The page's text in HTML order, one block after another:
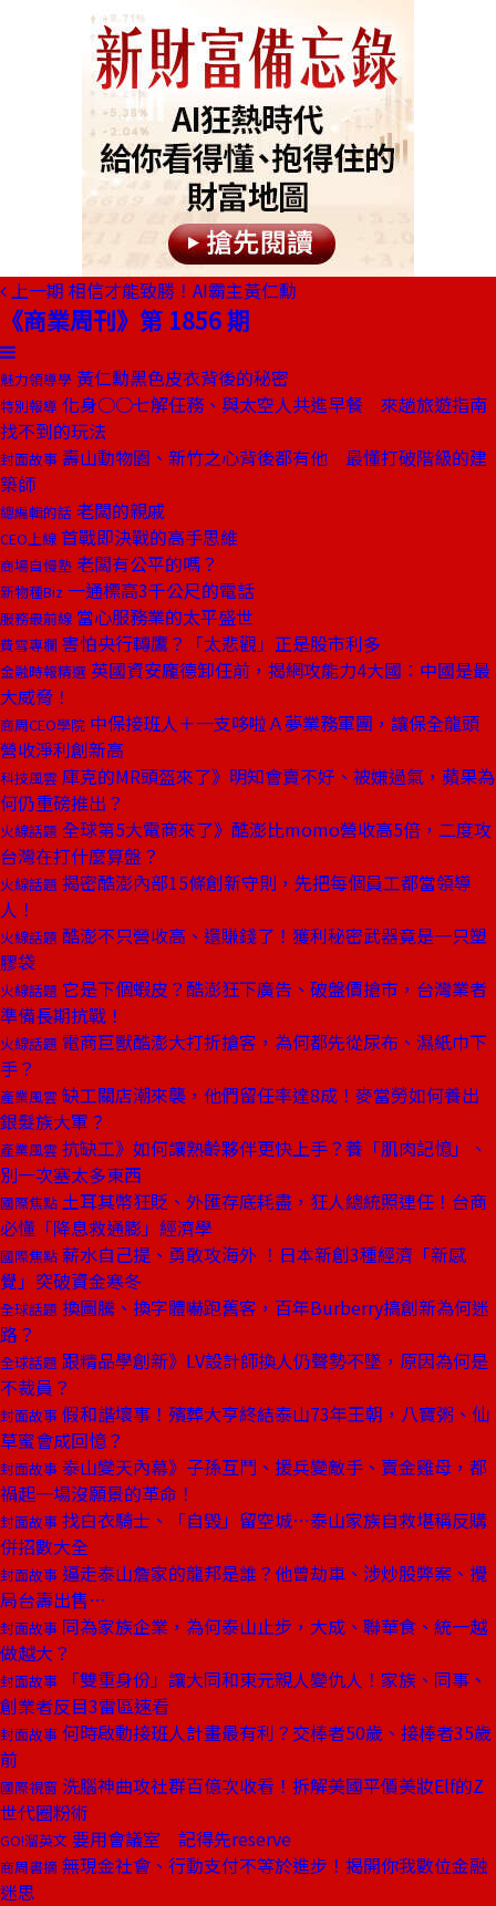
上一期 相信才能致勝！AI霸主黃仁勳
《商業周刊》第 1856 期
魅力領導學 黃仁勳黑色皮衣背後的秘密
特別報導 化身○○七解任務、與太空人共進早餐 來趟旅遊指南
找不到的玩法
封面故事 壽山動物園、新竹之心背後都有他 最懂打破階級的建
築師
總編輯的話 老闆的親戚
CEO上線 首戰即決戰的高手思維
商場自慢塾 老闆有公平的嗎？
新物種Biz 一通標高3千公尺的電話
服務最前線 當心服務業的太平盛世
費雪專欄 害怕央行轉鷹？「太悲觀」正是股市利多
金融時報精選 英國資安龐德卸任前，揭網攻能力4大國：中國是最
大威脅！
商周CEO學院 中保接班人＋一支哆啦Ａ夢業務軍團，讓保全龍頭
營收淨利創新高
科技風雲 庫克的MR頭盔來了》明知會賣不好、被嫌過氣，蘋果為
何仍重磅推出？
火線話題 全球第5大電商來了》酷澎比momo營收高5倍，二度攻
台灣在打什麼算盤？
火線話題 揭密酷澎內部15條創新守則，先把每個員工都當領導
人！
火線話題 酷澎不只營收高、還賺錢了！獲利秘密武器竟是一只塑
膠袋
火線話題 它是下個蝦皮？酷澎狂下廣告、破盤價搶市，台灣業者
準備長期抗戰！
火線話題 電商巨獸酷澎大打折搶客，為何都先從尿布、濕紙巾下
手？
產業風雲 缺工關店潮來襲，他們留任率達8成！麥當勞如何養出
銀髮族大軍？
產業風雲 抗缺工》如何讓熟齡夥伴更快上手？養「肌肉記憶」、
別一次塞太多東西
國際焦點 土耳其幣狂貶、外匯存底耗盡，狂人總統照連任！台商
必懂「降息救通膨」經濟學
國際焦點 薪水自己提、勇敢攻海外 ！日本新創3種經濟「新感
覺」突破資金寒冬
全球話題 換圖騰、換字體嚇跑舊客，百年Burberry搞創新為何迷
路？
全球話題 跟精品學創新》LV設計師換人仍聲勢不墜，原因為何是
不裁員？
封面故事 假和諧壞事！殯葬大亨終結泰山73年王朝，八寶粥、仙
草蜜會成回憶？
封面故事 泰山變天內幕》子孫互鬥、援兵變敵手、賣金雞母，都
禍起一場沒願景的革命！
封面故事 找白衣騎士、「自毀」留空城⋯泰山家族自救堪稱反購
併招數大全
封面故事 逼走泰山詹家的龍邦是誰？他曾劫車、涉炒股弊案、攪
局台壽出售⋯
封面故事 同為家族企業，為何泰山止步，大成、聯華食、統一越
做越大？
封面故事
「雙重身份」讓大同和東元親人變仇人！家族、同事、
創業者反目3雷區速看
封面故事 何時啟動接班人計畫最有利？交棒者50歲、接棒者35歲
前
國際視窗 洗腦神曲攻社群百億次收看！拆解美國平價美妝Elf的Z
世代圈粉術
GO!溜英文 要用會議室 記得先reserve
商周書摘 無現金社會、行動支付不等於進步！揭開你我數位金融
迷思